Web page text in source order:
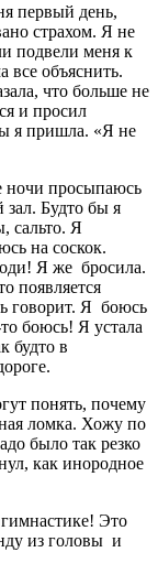
первый день,
страхом. Я не
подвели меня к
все объяснить.
что больше не
и просил
я пришла. «Я не
ночи просыпаюсь
зал. Будто бы я
сальто. Я
на соскок.
Я же бросила.
появляется
говорит. Я боюсь
боюсь! Я устала
будто в
понять, почему
ломка. Хожу по
было так резко
как инородное
Это
из головы и